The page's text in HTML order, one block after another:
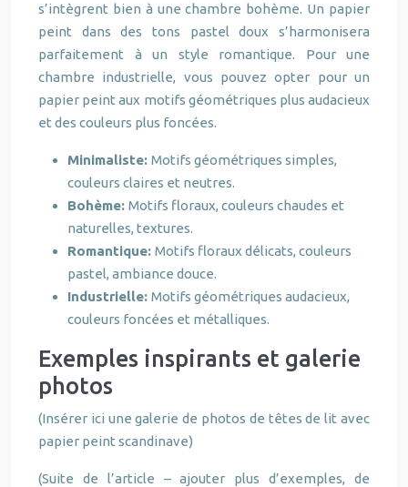
s’intègrent bien à une chambre bohème. Un papier
peint dans des tons pastel doux s’harmonisera
parfaitement à un style romantique. Pour une
chambre industrielle, vous pouvez opter pour un
papier peint aux motifs géométriques plus audacieux
et des couleurs plus foncées.
Minimaliste: Motifs géométriques simples,
couleurs claires et neutres.
Bohème: Motifs floraux, couleurs chaudes et
naturelles, textures.
Romantique: Motifs floraux délicats, couleurs
pastel, ambiance douce.
Industrielle: Motifs géométriques audacieux,
couleurs foncées et métalliques.
Exemples inspirants et galerie
photos
(Insérer ici une galerie de photos de têtes de lit avec
papier peint scandinave)
(Suite de l’article – ajouter plus d’exemples, de